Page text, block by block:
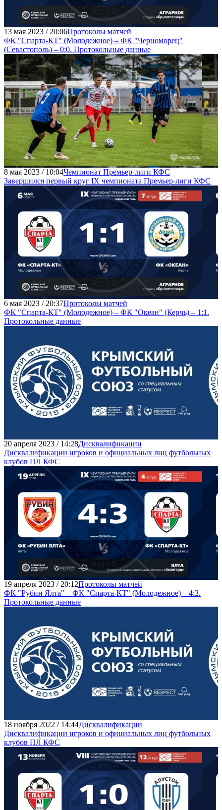
13 мая 2023 / 20:06Протоколы матчей
ФК "Спарта-КТ" (Молодежное) – ФК "Черноморец"
(Севастополь) – 0:0. Протокольные данные
8 мая 2023 / 10:04Чемпионат Премьер-лиги КФС
Завершился первый круг IX чемпионата Премьер-лиги КФС
6 мая 2023 / 20:37Протоколы матчей
ФК "Спарта-КТ" (Молодежное) – ФК "Океан" (Керчь) – 1:1.
Протокольные данные
20 апреля 2023 / 14:28Дисквалификации
Дисквалификации игроков и официальных лиц футбольных
клубов ПЛ КФС
19 апреля 2023 / 20:12Протоколы матчей
ФК "Рубин Ялта" – ФК "Спарта-КТ" (Молодежное) – 4:3.
Протокольные данные
18 ноября 2022 / 14:44Дисквалификации
Дисквалификации игроков и официальных лиц футбольных
клубов ПЛ КФС